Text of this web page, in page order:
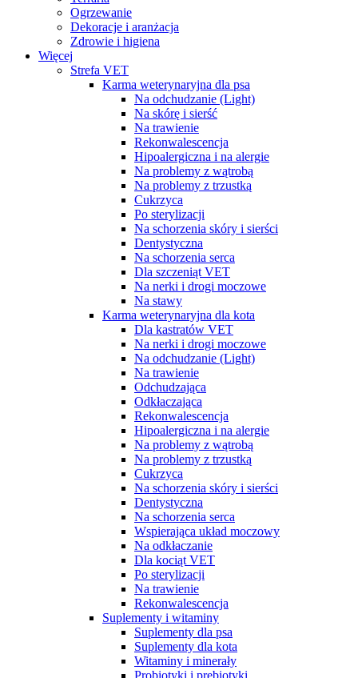
Ogrzewanie
Dekoracje i aranżacja
Zdrowie i higiena
Więcej
Strefa VET
Karma weterynaryjna dla psa
Na odchudzanie (Light)
Na skórę i sierść
Na trawienie
Rekonwalescencja
Hipoalergiczna i na alergie
Na problemy z wątrobą
Na problemy z trzustką
Cukrzyca
Po sterylizacji
Na schorzenia skóry i sierści
Dentystyczna
Na schorzenia serca
Dla szczeniąt VET
Na nerki i drogi moczowe
Na stawy
Karma weterynaryjna dla kota
Dla kastratów VET
Na nerki i drogi moczowe
Na odchudzanie (Light)
Na trawienie
Odchudzająca
Odkłaczająca
Rekonwalescencja
Hipoalergiczna i na alergie
Na problemy z wątrobą
Na problemy z trzustką
Cukrzyca
Na schorzenia skóry i sierści
Dentystyczna
Na schorzenia serca
Wspierająca układ moczowy
Na odkłaczanie
Dla kociąt VET
Po sterylizacji
Na trawienie
Rekonwalescencja
Suplementy i witaminy
Suplementy dla psa
Suplementy dla kota
Witaminy i minerały